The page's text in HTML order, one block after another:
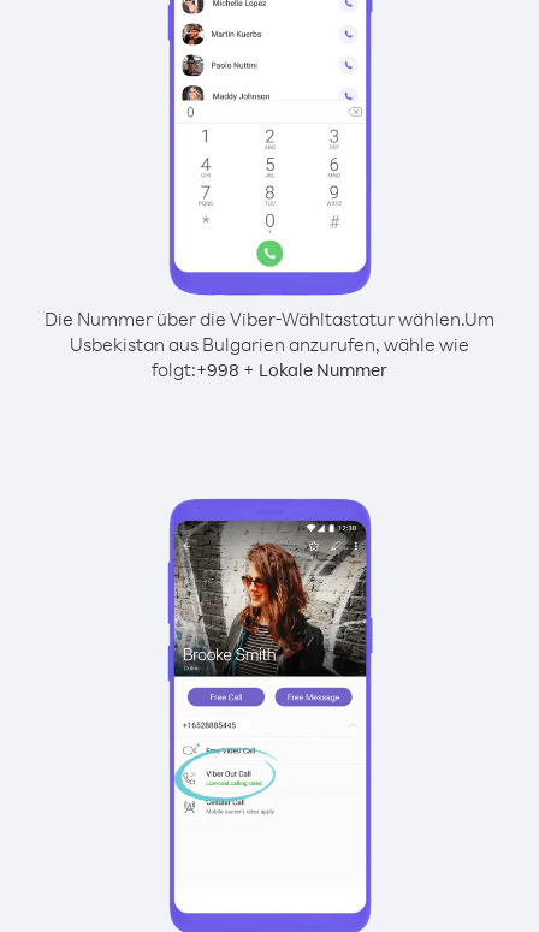
Die Nummer über die Viber-Wähltastatur wählen.Um
Usbekistan aus Bulgarien anzurufen, wähle wie
folgt:+998 + Lokale Nummer